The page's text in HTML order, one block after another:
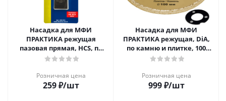
Насадка для МФИ
ПРАКТИКА режущая
пазовая прямая, HCS, по
дереву, 34 мм, мелкий зуб
Розничная цена
259₽/шт
Насадка для МФИ
ПРАКТИКА режущая, DiA,
по камню и плитке, 100
мм
Розничная цена
999₽/шт